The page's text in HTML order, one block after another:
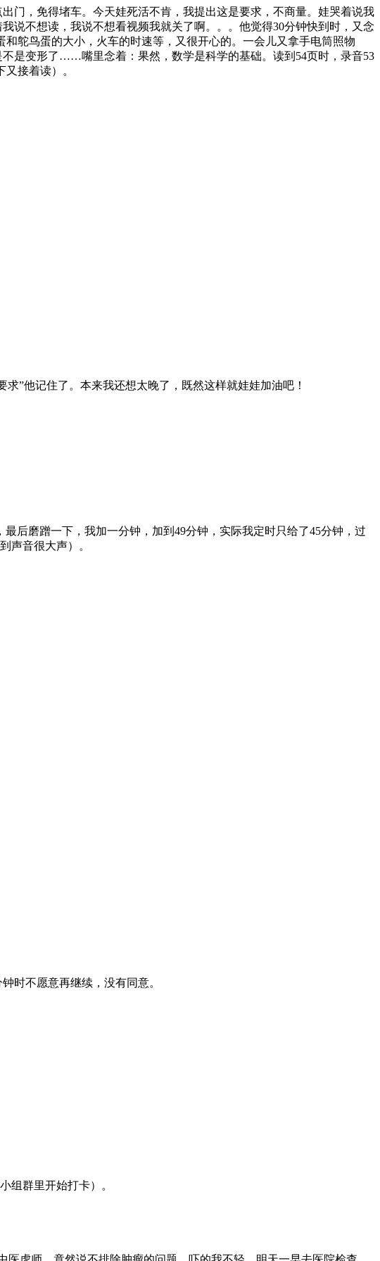
门，免得堵车。今天娃死活不肯，我提出这是要求，不商量。娃哭着说我
说不想读，我说不想看视频我就关了啊。。。他觉得30分钟快到时，又念
鸵鸟蛋的大小，火车的时速等，又很开心的。一会儿又拿手电筒照物
是变形了……嘴里念着：果然，数学是科学的基础。读到54页时，录音53
接着读）。
”他记住了。本来我还想太晚了，既然这样就娃娃加油吧！
后磨蹭一下，我加一分钟，加到49分钟，实际我定时只给了45分钟，过
声音很大声）。
时不愿意再继续，没有同意。
组群里开始打卡）。